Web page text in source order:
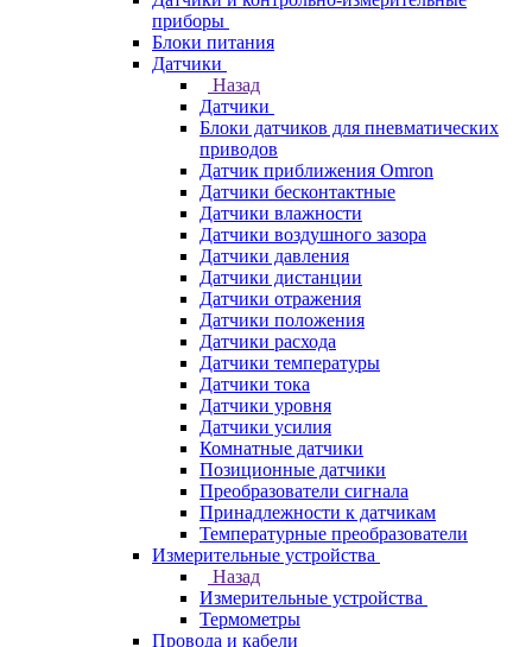
приборы
Блоки питания
Датчики
Назад
Датчики
Блоки датчиков для пневматических
приводов
Датчик приближения Omron
Датчики бесконтактные
Датчики влажности
Датчики воздушного зазора
Датчики давления
Датчики дистанции
Датчики отражения
Датчики положения
Датчики расхода
Датчики температуры
Датчики тока
Датчики уровня
Датчики усилия
Комнатные датчики
Позиционные датчики
Преобразователи сигнала
Принадлежности к датчикам
Температурные преобразователи
Измерительные устройства
Назад
Измерительные устройства
Термометры
Провода и кабели